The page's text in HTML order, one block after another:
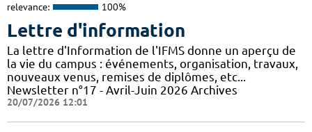
relevance: 100%
Lettre d'information
La lettre d'Information de l'IFMS donne un aperçu de
la vie du campus : événements, organisation, travaux,
nouveaux venus, remises de diplômes, etc...
Newsletter n°17 - Avril-Juin 2026 Archives
20/07/2026 12:01